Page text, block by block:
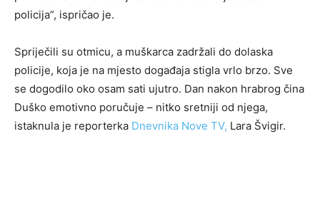
policija”, ispričao je.
Spriječili su otmicu, a muškarca zadržali do dolaska
policije, koja je na mjesto događaja stigla vrlo brzo. Sve
se dogodilo oko osam sati ujutro. Dan nakon hrabrog čina
Duško emotivno poručuje – nitko sretniji od njega,
istaknula je reporterka Dnevnika Nove TV, Lara Švigir.